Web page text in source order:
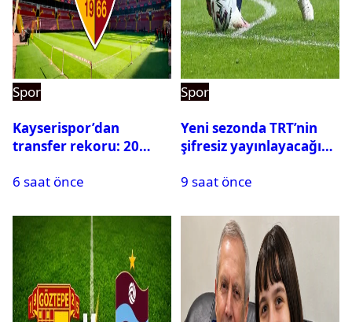
Spor
Kayserispor’dan
transfer rekoru: 20
6 saat önce
Spor
Yeni sezonda TRT’nin
şifresiz yayınlayacağı
9 saat önce